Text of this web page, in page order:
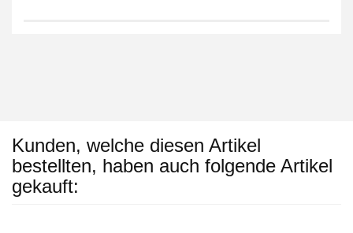
Kunden, welche diesen Artikel
bestellten, haben auch folgende Artikel
gekauft: